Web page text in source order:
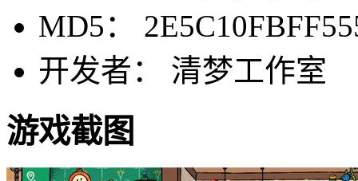
MD5：
开发者： 清梦工作室
游戏截图